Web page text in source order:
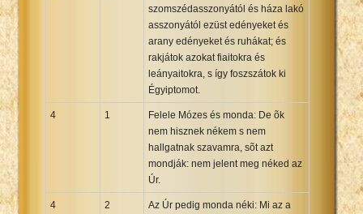
szomszédasszonyától és háza lakó
asszonyától ezüst edényeket és
arany edényeket és ruhákat; és
rakjátok azokat fiaitokra és
leányaitokra, s így foszszátok ki
Égyiptomot.
4 1
Felele Mózes és monda: De õk
nem hisznek nékem s nem
hallgatnak szavamra, sõt azt
mondják: nem jelent meg néked az
Úr.
4 2
Az Úr pedig monda néki: Mi az a